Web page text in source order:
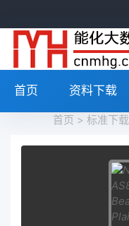
首页 资料下载
首页 > 标准下载